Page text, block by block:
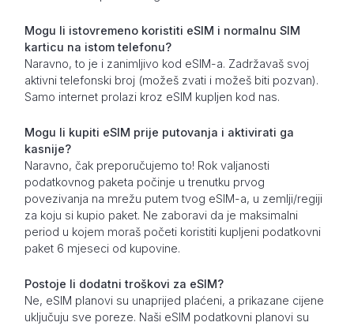
Mogu li istovremeno koristiti eSIM i normalnu SIM
karticu na istom telefonu?
Naravno, to je i zanimljivo kod eSIM-a. Zadržavaš svoj
aktivni telefonski broj (možeš zvati i možeš biti pozvan).
Samo internet prolazi kroz eSIM kupljen kod nas.
Mogu li kupiti eSIM prije putovanja i aktivirati ga
kasnije?
Naravno, čak preporučujemo to! Rok valjanosti
podatkovnog paketa počinje u trenutku prvog
povezivanja na mrežu putem tvog eSIM-a, u zemlji/regiji
za koju si kupio paket. Ne zaboravi da je maksimalni
period u kojem moraš početi koristiti kupljeni podatkovni
paket 6 mjeseci od kupovine.
Postoje li dodatni troškovi za eSIM?
Ne, eSIM planovi su unaprijed plaćeni, a prikazane cijene
uključuju sve poreze. Naši eSIM podatkovni planovi su